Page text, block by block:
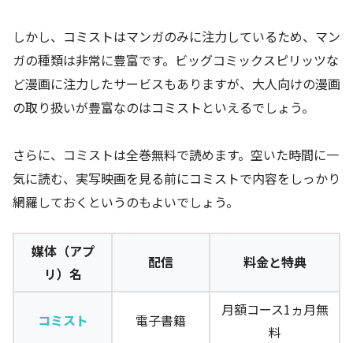
しかし、コミストはマンガのみに注力しているため、マン
ガの種類は非常に豊富です。ビッグコミックスピリッツな
ど漫画に注力したサービスもありますが、大人向けの漫画
の取り扱いが豊富なのはコミストといえるでしょう。
さらに、コミストは全巻無料で読めます。空いた時間に一
気に読む、実写映画を見る前にコミストで内容をしっかり
網羅しておくというのもよいでしょう。
媒体（アプ
リ）名
配信 料金と特典
コミスト 電子書籍
月額コース1ヵ月無
料